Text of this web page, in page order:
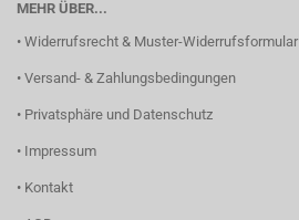
MEHR ÜBER...
• Widerrufsrecht & Muster-Widerrufsformular
• Versand- & Zahlungsbedingungen
• Privatsphäre und Datenschutz
• Impressum
• Kontakt